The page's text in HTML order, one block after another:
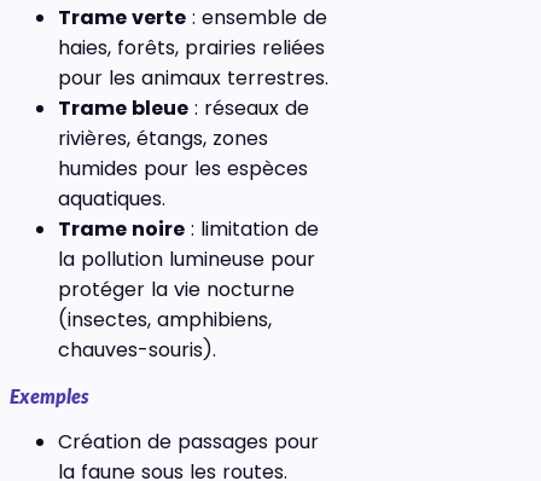
Trame verte : ensemble de
haies, forêts, prairies reliées
pour les animaux terrestres.
Trame bleue : réseaux de
rivières, étangs, zones
humides pour les espèces
aquatiques.
Trame noire : limitation de
la pollution lumineuse pour
protéger la vie nocturne
(insectes, amphibiens,
chauves-souris).
Exemples
Création de passages pour
la faune sous les routes.